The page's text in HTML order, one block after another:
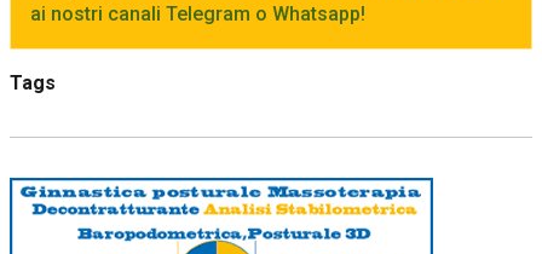
ai nostri canali Telegram o Whatsapp!
Tags